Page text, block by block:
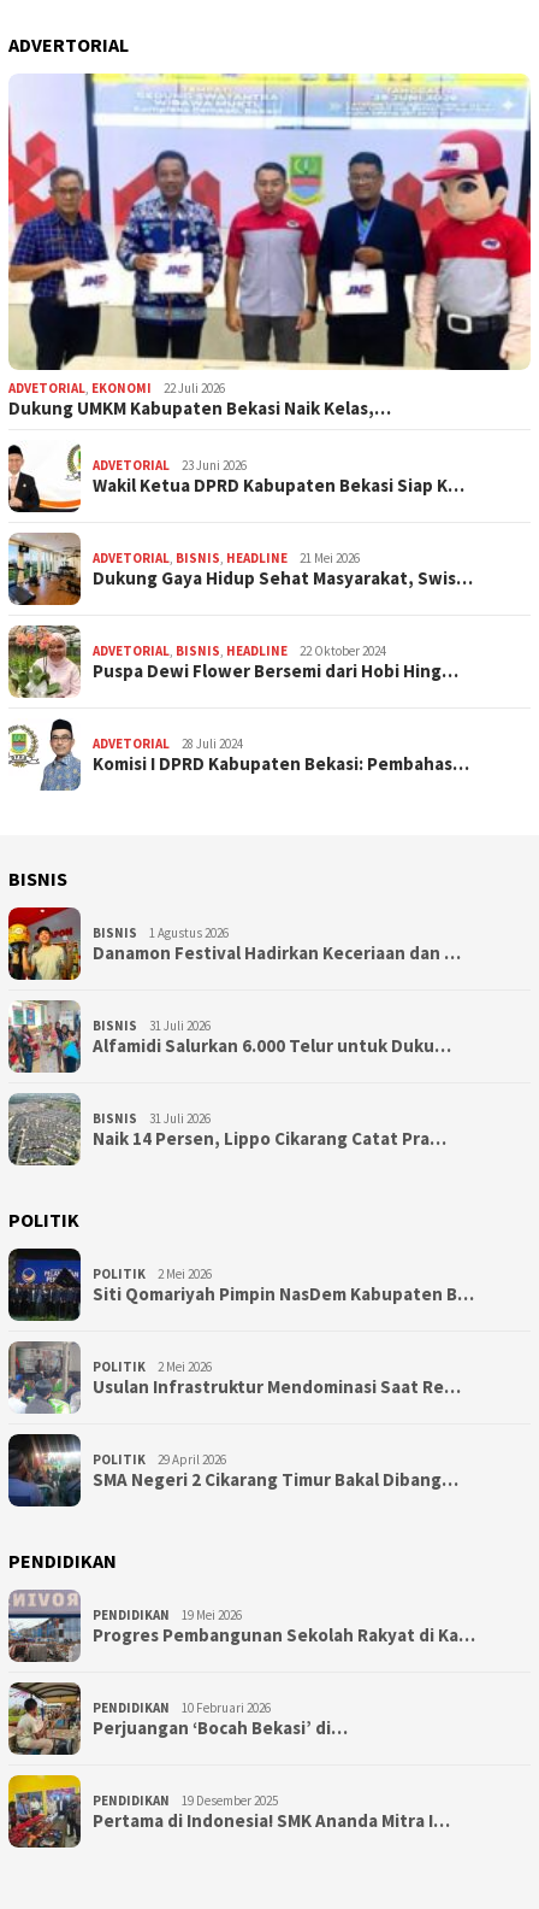
ADVERTORIAL
ADVETORIAL, EKONOMI 22 Juli 2026
Dukung UMKM Kabupaten Bekasi Naik Kelas,…
ADVETORIAL 23 Juni 2026
Wakil Ketua DPRD Kabupaten Bekasi Siap K…
ADVETORIAL, BISNIS, HEADLINE 21 Mei 2026
Dukung Gaya Hidup Sehat Masyarakat, Swis…
ADVETORIAL, BISNIS, HEADLINE 22 Oktober 2024
Puspa Dewi Flower Bersemi dari Hobi Hing…
ADVETORIAL 28 Juli 2024
Komisi I DPRD Kabupaten Bekasi: Pembahas…
BISNIS
BISNIS 1 Agustus 2026
Danamon Festival Hadirkan Keceriaan dan …
BISNIS 31 Juli 2026
Alfamidi Salurkan 6.000 Telur untuk Duku…
BISNIS 31 Juli 2026
Naik 14 Persen, Lippo Cikarang Catat Pra…
POLITIK
POLITIK 2 Mei 2026
Siti Qomariyah Pimpin NasDem Kabupaten B…
POLITIK 2 Mei 2026
Usulan Infrastruktur Mendominasi Saat Re…
POLITIK 29 April 2026
SMA Negeri 2 Cikarang Timur Bakal Dibang…
PENDIDIKAN
PENDIDIKAN 19 Mei 2026
Progres Pembangunan Sekolah Rakyat di Ka…
PENDIDIKAN 10 Februari 2026
Perjuangan ‘Bocah Bekasi’ di…
PENDIDIKAN 19 Desember 2025
Pertama di Indonesia! SMK Ananda Mitra I…